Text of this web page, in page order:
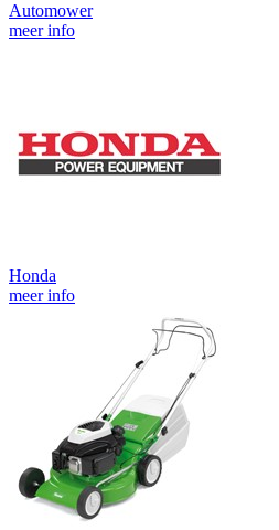
Automower
meer info
Honda
meer info